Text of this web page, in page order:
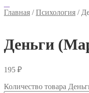
Главная /Психология /
Деньги
195 ₽
Количество товара